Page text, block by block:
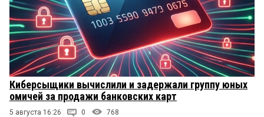
Киберсыщики вычислили и задержали группу юных
омичей за продажи банковских карт
5 августа 16:26 0 768